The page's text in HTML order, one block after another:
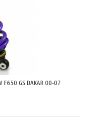
F650 GS DAKAR 00-07